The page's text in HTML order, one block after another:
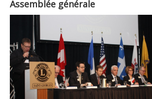
Assemblée générale